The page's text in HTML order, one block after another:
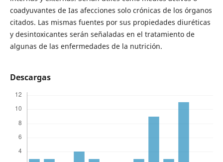
coadyuvantes de Ias afecciones solo crónicas de los órganos
citados. Las mismas fuentes por sus propiedades diuréticas
y desintoxicantes serán señaladas en el tratamiento de
algunas de las enfermedades de la nutrición.
Descargas